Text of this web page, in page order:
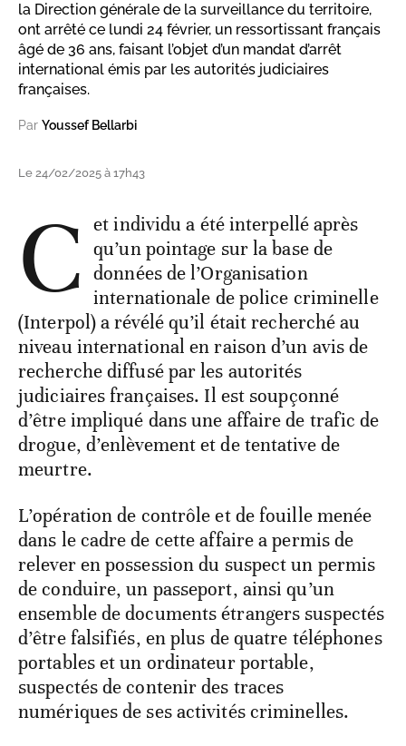
la Direction générale de la surveillance du territoire,
ont arrêté ce lundi 24 février, un ressortissant français
âgé de 36 ans, faisant l’objet d’un mandat d’arrêt
international émis par les autorités judiciaires
françaises.
Par Youssef Bellarbi
Le 24/02/2025 à 17h43
C et individu a été interpellé après
qu’un pointage sur la base de
données de l’Organisation
internationale de police criminelle
(Interpol) a révélé qu’il était recherché au
niveau international en raison d’un avis de
recherche diffusé par les autorités
judiciaires françaises. Il est soupçonné
d’être impliqué dans une affaire de trafic de
drogue, d’enlèvement et de tentative de
meurtre.
L’opération de contrôle et de fouille menée
dans le cadre de cette affaire a permis de
relever en possession du suspect un permis
de conduire, un passeport, ainsi qu’un
ensemble de documents étrangers suspectés
d’être falsifiés, en plus de quatre téléphones
portables et un ordinateur portable,
suspectés de contenir des traces
numériques de ses activités criminelles.